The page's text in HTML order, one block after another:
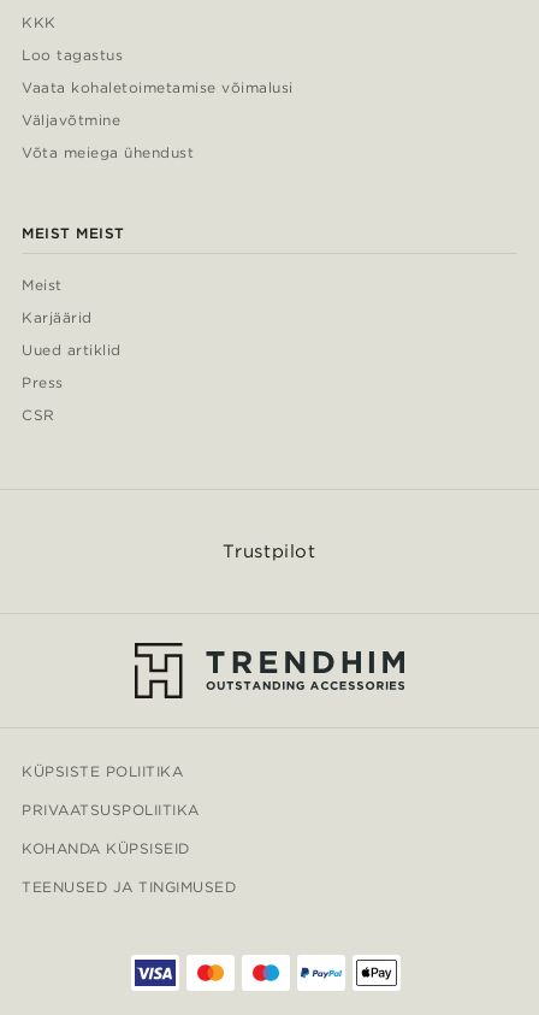
KKK
Loo tagastus
Vaata kohaletoimetamise võimalusi
Väljavõtmine
Võta meiega ühendust
MEIST MEIST
Meist
Karjäärid
Uued artiklid
Press
CSR
Trustpilot
KÜPSISTE POLIITIKA
PRIVAATSUSPOLIITIKA
KOHANDA KÜPSISEID
TEENUSED JA TINGIMUSED